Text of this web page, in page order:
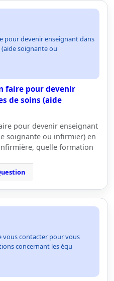
pour devenir enseignant dans
(aide soignante ou
faire pour devenir
de soins (aide
pour devenir enseignant
soignante ou infirmier) en
quelle formation
vous contacter pour vous
concernant les équ